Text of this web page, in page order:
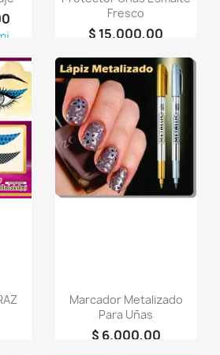
Fresco
$ 15.000,00
Marcador Metalizado
Para Uñas
$ 6.000,00
favorite_border